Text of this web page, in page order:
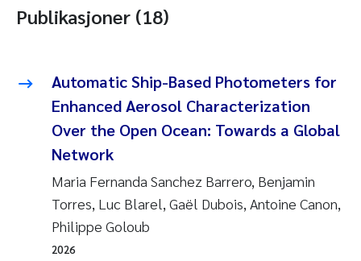
Publikasjoner (18)
Automatic Ship-Based Photometers for
Enhanced Aerosol Characterization
Over the Open Ocean: Towards a Global
Network
Maria Fernanda Sanchez Barrero, Benjamin
Torres, Luc Blarel, Gaël Dubois, Antoine Canon,
Philippe Goloub
2026